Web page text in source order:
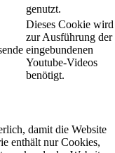
genutzt.
Dieses Cookie wird
zur Ausführung der
eingebundenen
Youtube-Videos
benötigt.
damit die Website
enthält nur Cookies,